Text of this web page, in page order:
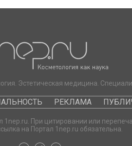
Эстетическая медицина.
РЕКЛАМА
1nep.ru. При цитировании или
на Портал 1nep.ru обязательна.